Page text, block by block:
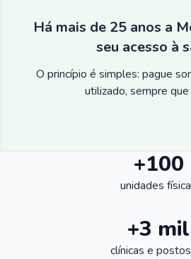
Há mais de 25 anos a
seu acesso à
O princípio é simples: pague
utilizado, sempre que
+100
unidades
+3 mil
clínicas e